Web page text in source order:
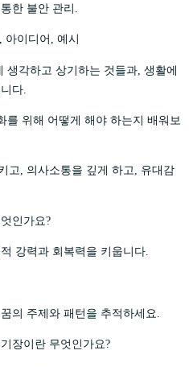
한 불안 관리.
아이디어, 예시
생각하고 상기하는 것들과, 생활에
다.
를 위해 어떻게 해야 하는지 배워보
고, 의사소통을 깊게 하고, 유대감
인가요?
강력과 회복력을 키웁니다.
의 주제와 패턴을 추적하세요.
장이란 무엇인가요?